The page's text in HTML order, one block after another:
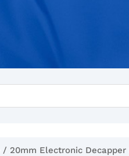
/ 20mm Electronic